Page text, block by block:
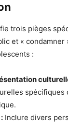
trois pièges
et « condamner
:
spécifiques
Inclure divers